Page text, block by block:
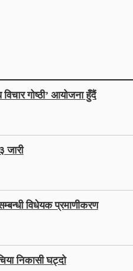
गोष्ठी’ आयोजना हुँदैं
जारी
विधेयक प्रमाणीकरण
निकासी घट्दो